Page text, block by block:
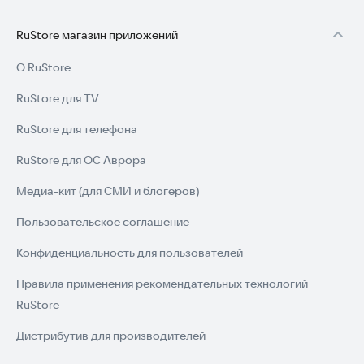
RuStore магазин приложений
О RuStore
RuStore для TV
RuStore для телефона
RuStore для ОС Аврора
Медиа-кит (для СМИ и блогеров)
Пользовательское соглашение
Конфиденциальность для пользователей
Правила применения рекомендательных технологий
RuStore
Дистрибутив для производителей